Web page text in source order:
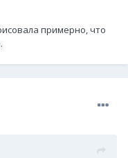
примерно, что